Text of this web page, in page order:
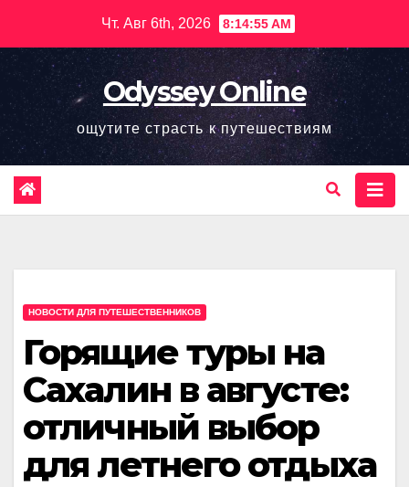
содержимому
Чт. Авг 6th, 2026 8:14:56 AM
Odyssey Online
ощутите страсть к путешествиям
НОВОСТИ ДЛЯ ПУТЕШЕСТВЕННИКОВ
Горящие туры на
Сахалин в августе:
отличный выбор
для летнего отдыха